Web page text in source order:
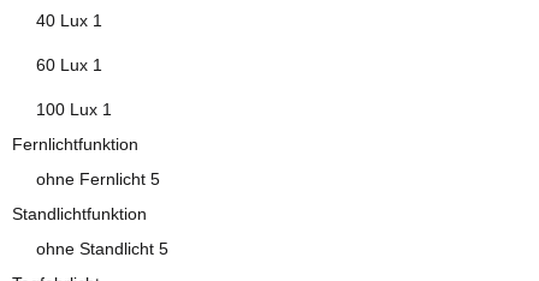
40 Lux 1
60 Lux 1
100 Lux 1
Fernlichtfunktion
ohne Fernlicht 5Artikel gefunden
Standlichtfunktion
ohne Standlicht 5Artikel gefunden